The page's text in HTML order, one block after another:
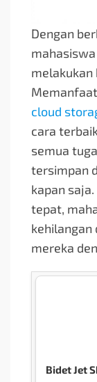
Dengan
melakukan
cloud
cara
semua
tersimpan
kapan
tepat,
kehilangan
mereka
Bidet Jet